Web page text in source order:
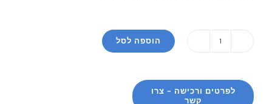
קמין
הוספה לסל